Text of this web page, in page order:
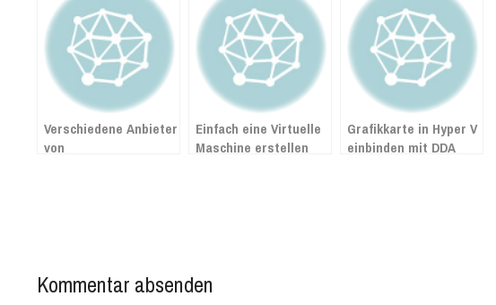
Verschiedene Anbieter
von
Einfach eine Virtuelle
Maschine erstellen
Grafikkarte in Hyper V
einbinden mit DDA
Kommentar absenden